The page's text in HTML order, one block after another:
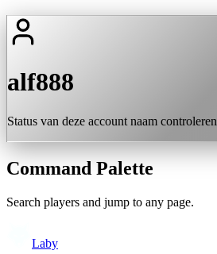
alf888
Status van deze account naam controleren
Command Palette
Search players and jump to any page.
Laby